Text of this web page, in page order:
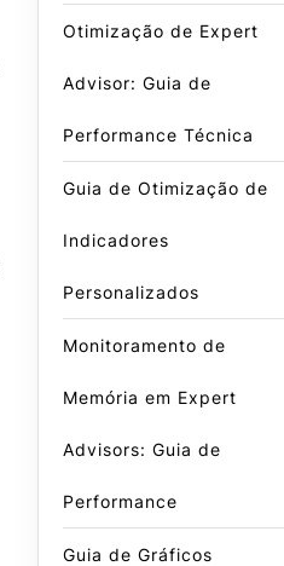
Otimização de Expert
Advisor: Guia de
Performance Técnica
Guia de Otimização de
Indicadores
Personalizados
Monitoramento de
Memória em Expert
Advisors: Guia de
Performance
Guia de Gráficos